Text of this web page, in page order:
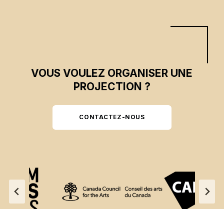
VOUS VOULEZ ORGANISER UNE
PROJECTION ?
CONTACTEZ-NOUS